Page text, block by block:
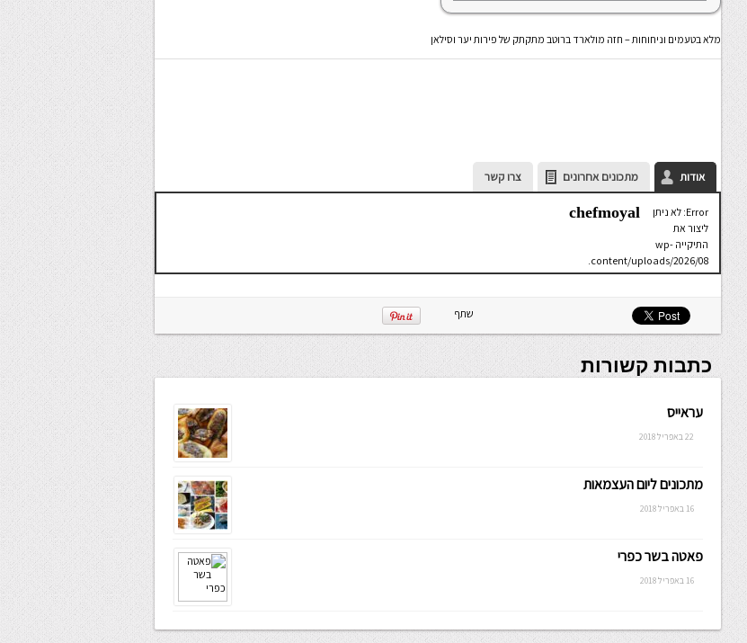
מלא בטעמים וניחוחות – חזה מולארד ברוטב מתקתק של פירות יער וסילאן
אודות מתכונים אחרונים צרו קשר
Error: לא ניתן
ליצור את
התיקייה wp-
content/uploads/2026/08.
יש לבדוק
שלה ניתנת
לכתיבה.
chefmoyal
שתף
כתבות קשורות
עראייס
22 באפריל 2018
מתכונים ליום העצמאות
16 באפריל 2018
פאטה בשר כפרי
16 באפריל 2018